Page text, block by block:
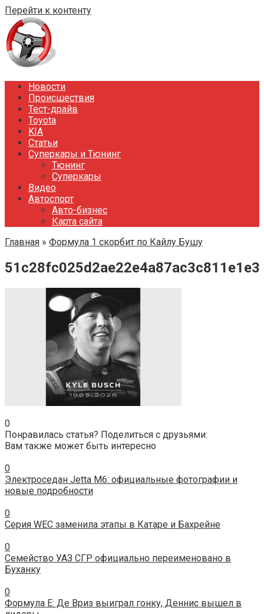
Перейти к контенту
Новости
Происшествия
Тест-драйв
Toyota
KIA
Статьи
Суперкары и Тюнинг
Тюнинг
Суперкары
Видео
Автоспорт
Авто-бизнес
Карта сайта
Главная » Формула 1 скорбит по Кайлу Бушу
51c28fc025d2ae22e4a87ac3c811e1e3
0
Понравилась статья? Поделиться с друзьями:
Вам также может быть интересно
0
Электроседан Jetta M6: официальные фотографии и
новые подробности
0
Серия WEC заменила этапы в Катаре и Бахрейне
0
Семейство УАЗ СГР официально переименовано в
Буханку
0
Формула E: Де Вриз выиграл гонку, Деннис вышел в